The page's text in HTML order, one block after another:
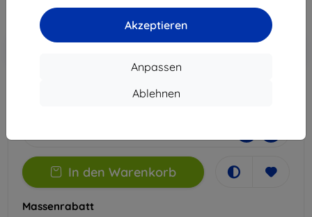
Akzeptieren
Anpassen
Ablehnen
ohne MWSt17,32 €
Rabatt mit Gutschein
In den
In den Warenkorb
Massenrabatt